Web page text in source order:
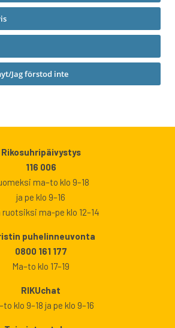
Jag förstod inte
Rikosuhripäivystys
116 006
ma–to klo 9–18
ja pe klo 9–16
ruotsiksi ma-pe klo 12–14
puhelinneuvonta
0800 161 177
Ma–to klo 17–19
RIKUchat
klo 9–18 ja pe klo 9–16